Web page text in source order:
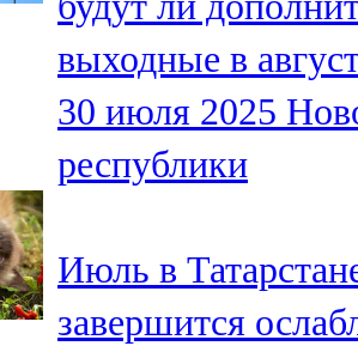
Кама тамагы
71,51 FM
Кукмара
107,9 FM
102,1 FM
Мамадыш
выходные в
30 июля 2025
республики
Июль в
завершится